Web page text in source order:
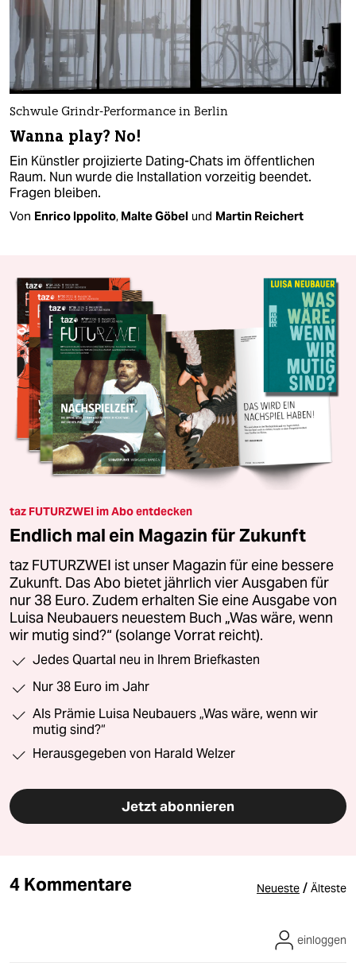
Schwule Grindr-Performance in Berlin
Wanna play? No!
Ein Künstler projizierte Dating-Chats im öffentlichen
Raum. Nun wurde die Installation vorzeitig beendet.
Fragen bleiben.
Von Enrico Ippolito, Malte Göbel und Martin Reichert
taz FUTURZWEI im Abo entdecken
Endlich mal ein Magazin für Zukunft
taz FUTURZWEI ist unser Magazin für eine bessere
Zukunft. Das Abo bietet jährlich vier Ausgaben für
nur 38 Euro. Zudem erhalten Sie eine Ausgabe von
Luisa Neubauers neuestem Buch „Was wäre, wenn
wir mutig sind?“ (solange Vorrat reicht).
Jedes Quartal neu in Ihrem Briefkasten
Nur 38 Euro im Jahr
Als Prämie Luisa Neubauers „Was wäre, wenn wir
mutig sind?“
Herausgegeben von Harald Welzer
Jetzt abonnieren
4 Kommentare Neueste / Älteste
einloggen